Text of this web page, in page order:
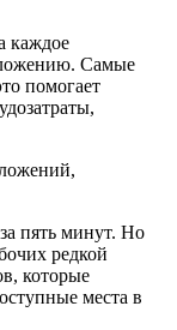
каждое
Самые
помогает
пять минут. Но
редкой
которые
места в